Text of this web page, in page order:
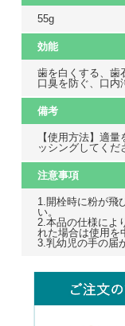
55g
効能
歯を白くする、歯
口臭を防ぐ、口内
備考
【使用方法】適
ッシングしてくだ
注意事項
1.開栓時に粉が飛
い。
2.本品の仕様によ
れた場合は使用を
3.乳幼児の手の届